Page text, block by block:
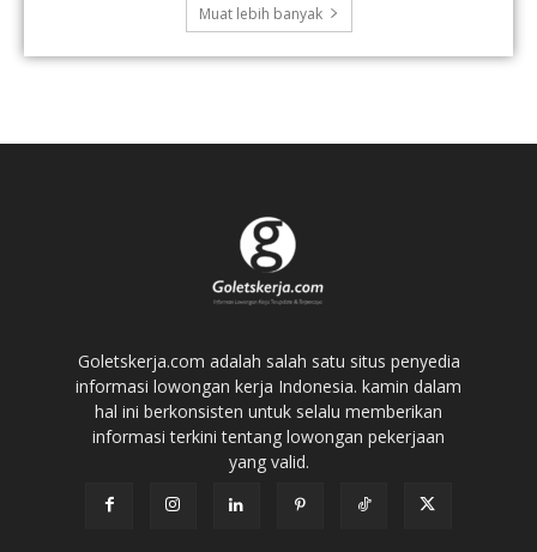
Muat lebih banyak
Goletskerja.com adalah salah satu situs penyedia
informasi lowongan kerja Indonesia. kamin dalam
hal ini berkonsisten untuk selalu memberikan
informasi terkini tentang lowongan pekerjaan
yang valid.